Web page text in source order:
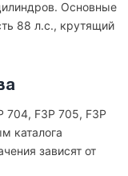
Основные
88 л.с., крутящий
704, F3P 705, F3P
каталога
зависят от